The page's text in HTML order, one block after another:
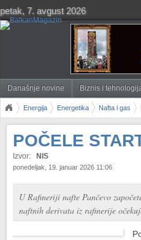
petak, 7. avgust 2026
Današnje novine Biznis i
Energija Energetika Nafta i gas
POČELE
Izvor: NIS
ponedeljak, 19. januar 2026 11:06
U Rafineriji nafte Pančevo
naftnih derivata iz rafinerije